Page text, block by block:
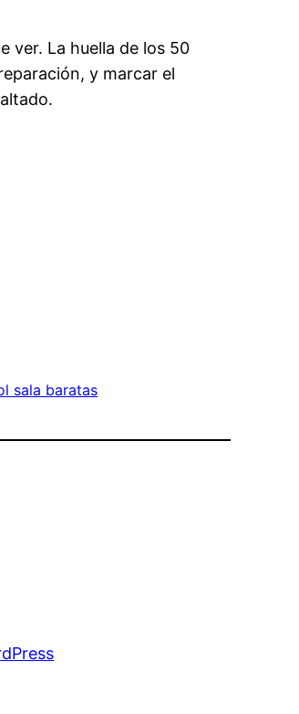
ver. La huella de los 50
y marcar el
sala baratas